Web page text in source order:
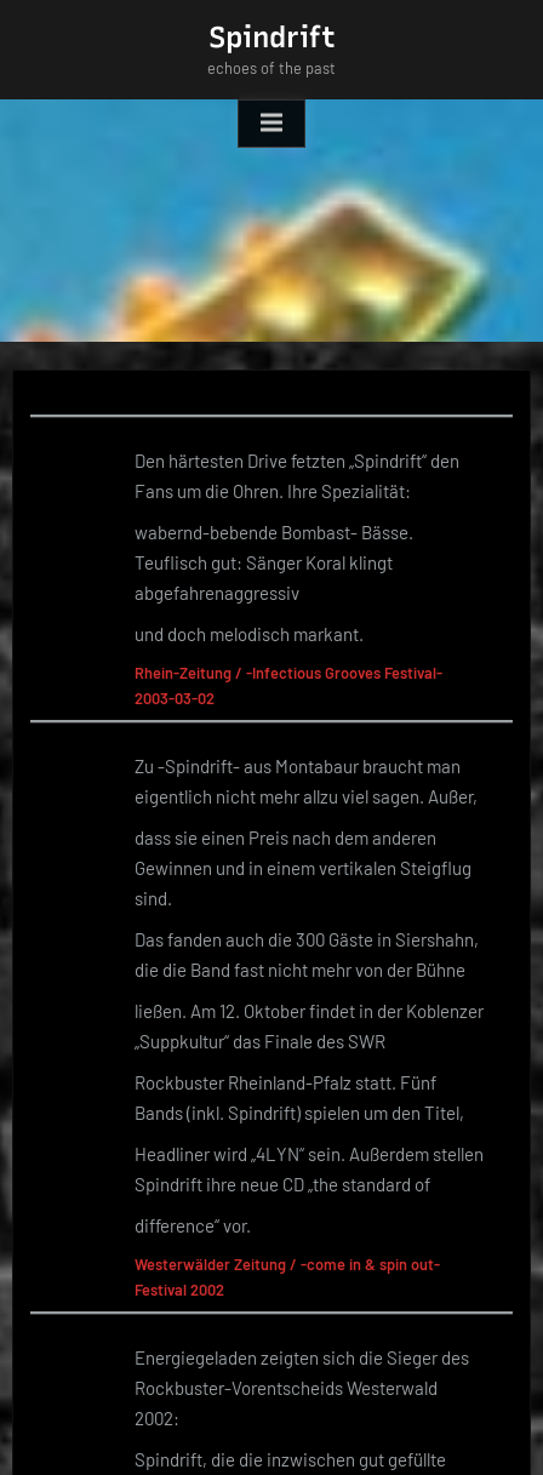
Spindrift
echoes of the past
Den härtesten Drive fetzten „Spindrift“ den
Fans um die Ohren. Ihre Spezialität:
wabernd-bebende Bombast- Bässe.
Teuflisch gut: Sänger Koral klingt
abgefahrenaggressiv
und doch melodisch markant.
Rhein-Zeitung / -Infectious Grooves Festival-
2003-03-02
Zu -Spindrift- aus Montabaur braucht man
eigentlich nicht mehr allzu viel sagen. Außer,
dass sie einen Preis nach dem anderen
Gewinnen und in einem vertikalen Steigflug
sind.
Das fanden auch die 300 Gäste in Siershahn,
die die Band fast nicht mehr von der Bühne
ließen. Am 12. Oktober findet in der Koblenzer
„Suppkultur“ das Finale des SWR
Rockbuster Rheinland-Pfalz statt. Fünf
Bands (inkl. Spindrift) spielen um den Titel,
Headliner wird „4LYN“ sein. Außerdem stellen
Spindrift ihre neue CD „the standard of
difference“ vor.
Westerwälder Zeitung / -come in & spin out-
Festival 2002
Energiegeladen zeigten sich die Sieger des
Rockbuster-Vorentscheids Westerwald
2002:
Spindrift, die die inzwischen gut gefüllte